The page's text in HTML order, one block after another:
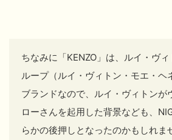
ちなみに「KENZO」は、ルイ・ヴ
ループ（ルイ・ヴィトン・モエ・ヘ
ブランドなので、ルイ・ヴィトンが
ローさんを起用した背景なども、
らかの後押しとなったのかもしれま